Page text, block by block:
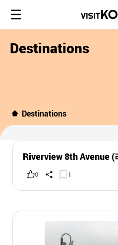
Destinations
Destinations
Riverview 8th Avenue (
0 1